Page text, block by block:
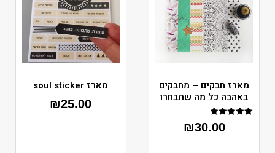
מארז חבקים – מחבקים
באהבה כל מה שתבחרו
5.00
₪30.00
מארז soul sticker
₪25.00